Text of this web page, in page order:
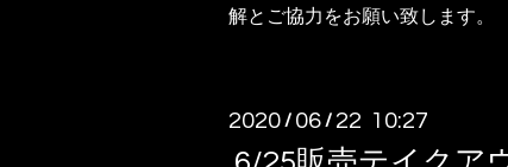
解とご協力をお願い致します。
2020 / 06 / 22 10:27